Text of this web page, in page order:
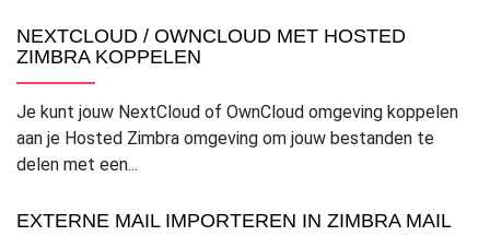
NEXTCLOUD / OWNCLOUD MET HOSTED
ZIMBRA KOPPELEN
Je kunt jouw NextCloud of OwnCloud omgeving koppelen
aan je Hosted Zimbra omgeving om jouw bestanden te
delen met een...
EXTERNE MAIL IMPORTEREN IN ZIMBRA MAIL